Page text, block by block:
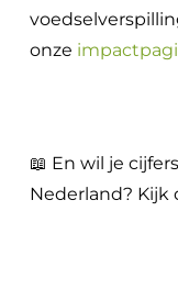
onze
📖 En wil je
Nederland? Kijk